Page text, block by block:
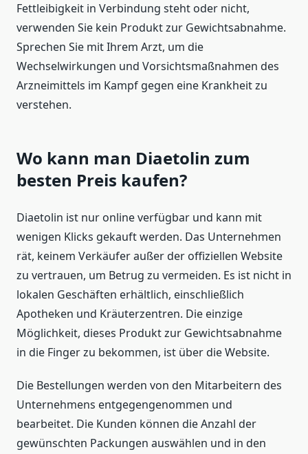
Fettleibigkeit in Verbindung steht oder nicht,
verwenden Sie kein Produkt zur Gewichtsabnahme.
Sprechen Sie mit Ihrem Arzt, um die
Wechselwirkungen und Vorsichtsmaßnahmen des
Arzneimittels im Kampf gegen eine Krankheit zu
verstehen.
Wo kann man Diaetolin zum
besten Preis kaufen?
Diaetolin ist nur online verfügbar und kann mit
wenigen Klicks gekauft werden. Das Unternehmen
rät, keinem Verkäufer außer der offiziellen Website
zu vertrauen, um Betrug zu vermeiden. Es ist nicht in
lokalen Geschäften erhältlich, einschließlich
Apotheken und Kräuterzentren. Die einzige
Möglichkeit, dieses Produkt zur Gewichtsabnahme
in die Finger zu bekommen, ist über die Website.
Die Bestellungen werden von den Mitarbeitern des
Unternehmens entgegengenommen und
bearbeitet. Die Kunden können die Anzahl der
gewünschten Packungen auswählen und in den